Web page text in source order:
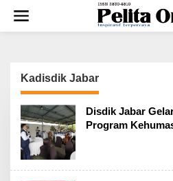
w
Kadisdik Jabar
Disdik Jabar
Program